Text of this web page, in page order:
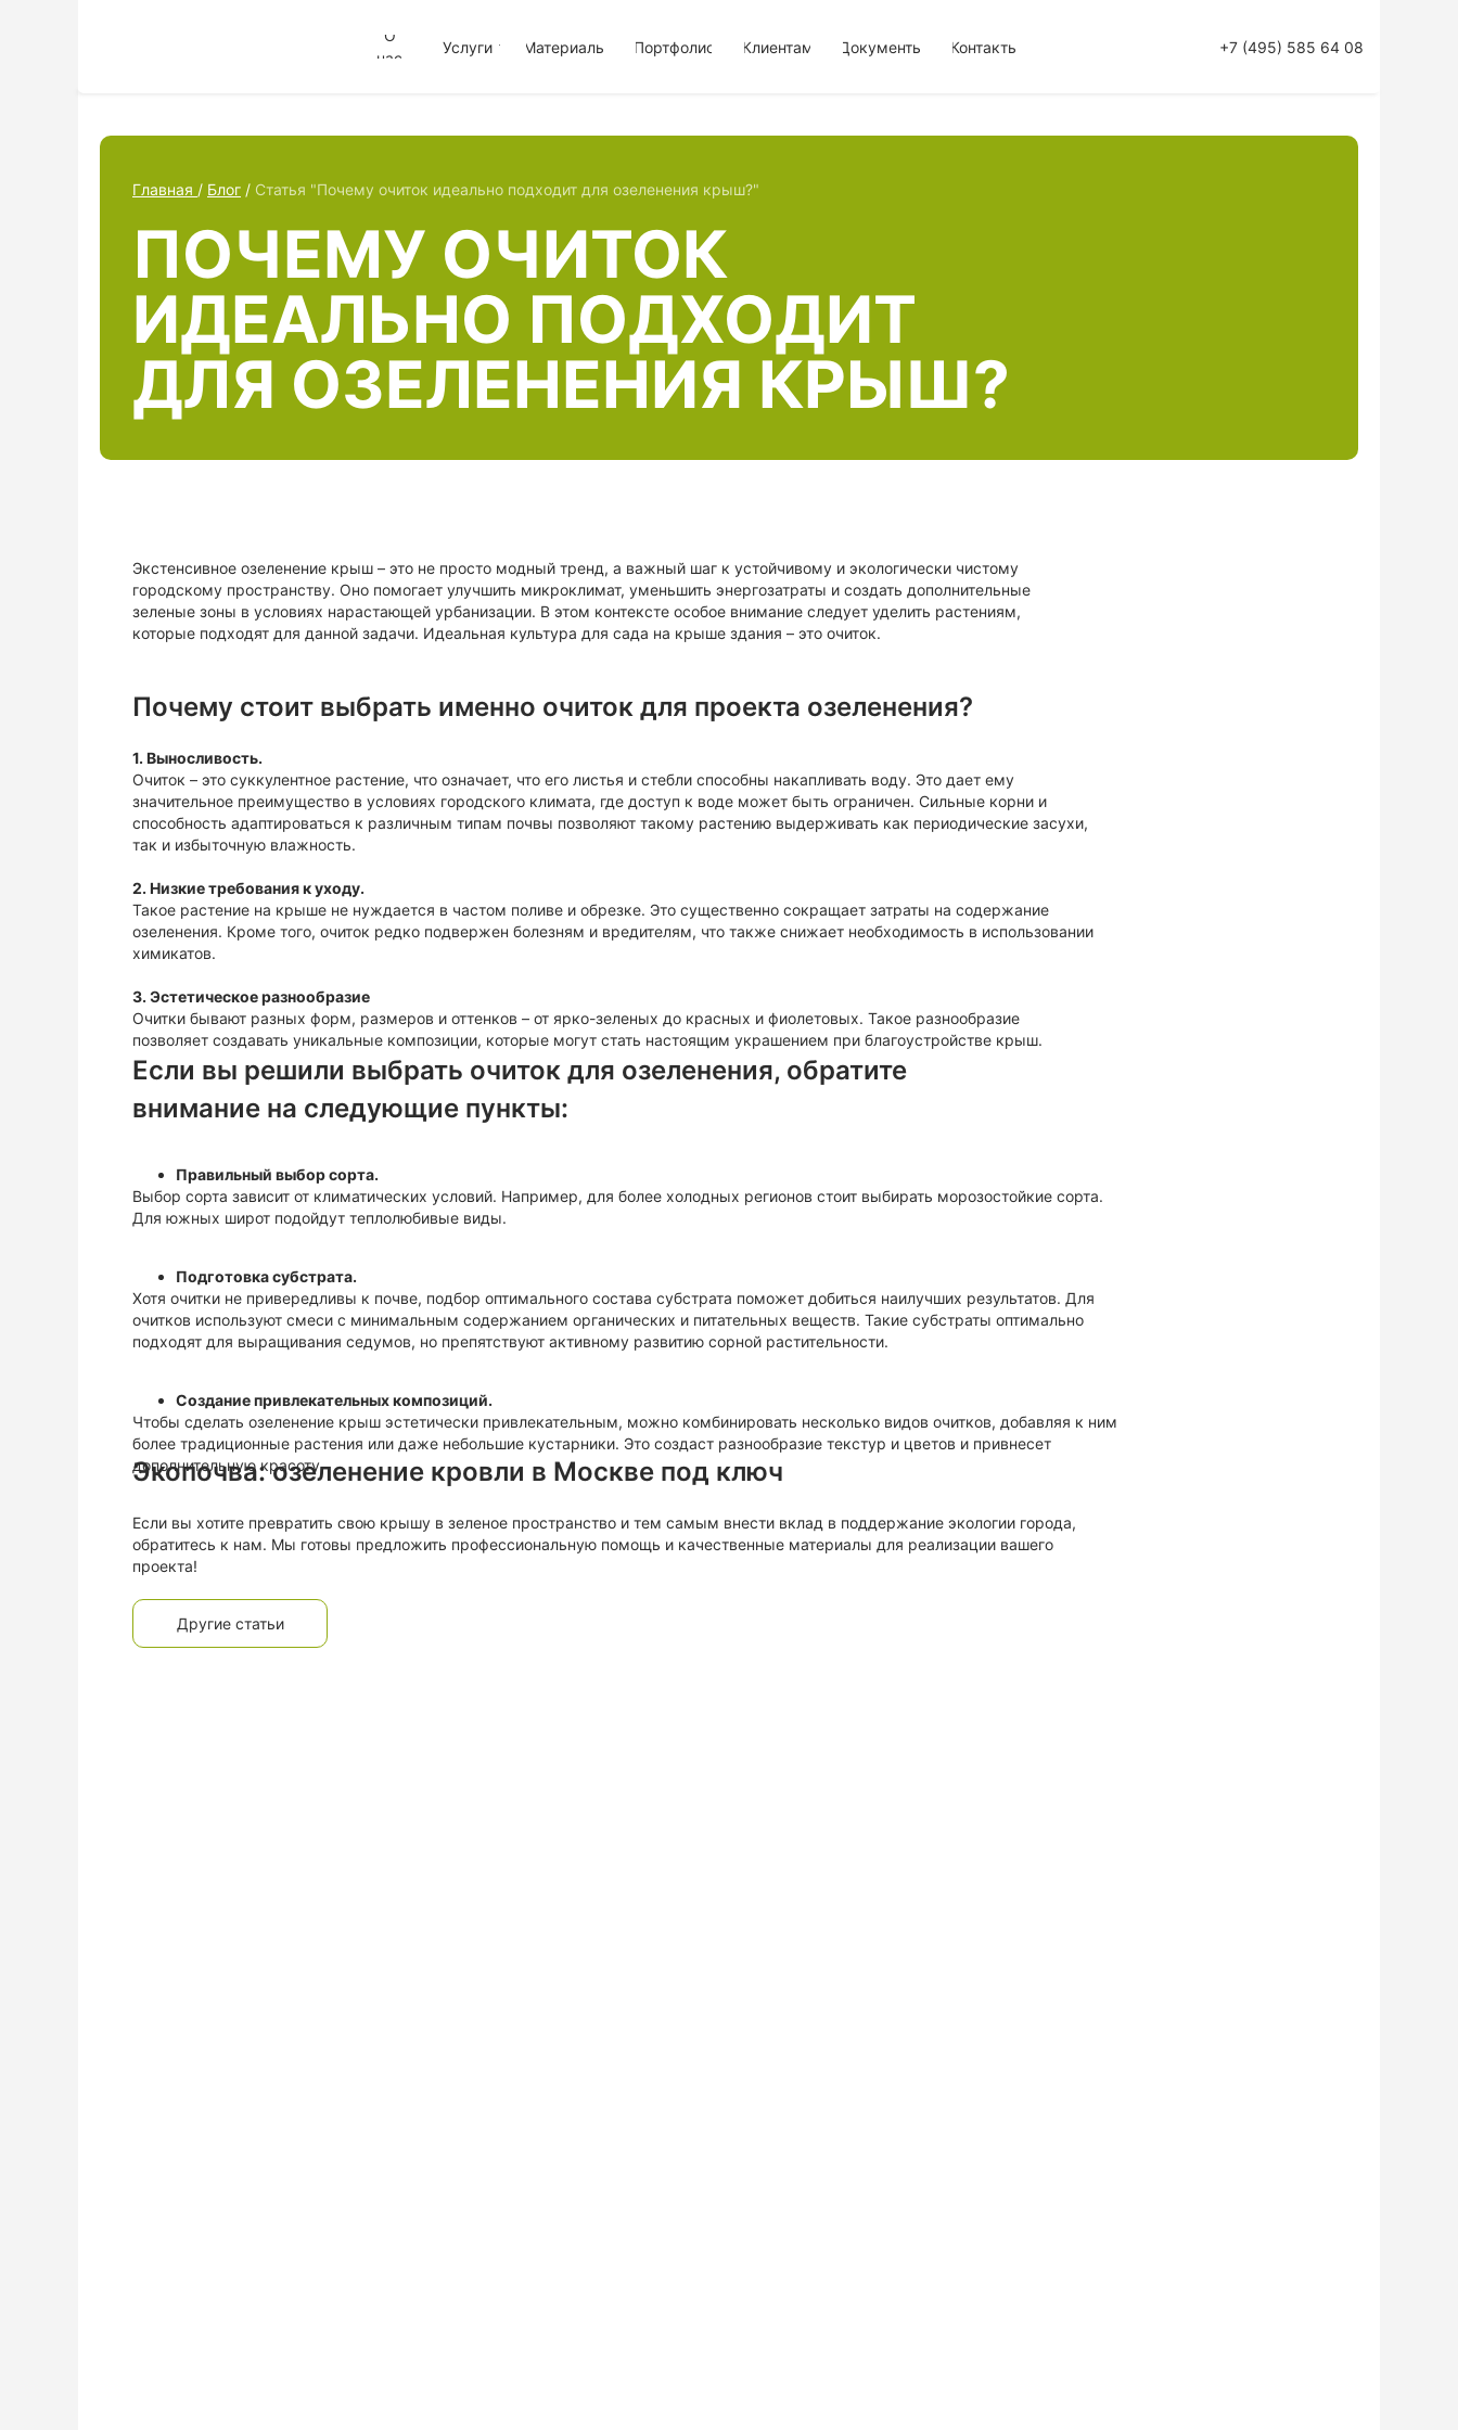
О
нас
Услуги Портфолио
Материалы Документы +7 (495) 585 64 08
Контакты
Клиентам
ПОЧЕМУ ОЧИТОК
ИДЕАЛЬНО ПОДХОДИТ
ДЛЯ ОЗЕЛЕНЕНИЯ КРЫШ?
Главная / Блог / Статья "Почему очиток идеально подходит для озеленения крыш?"
Экстенсивное озеленение крыш – это не просто модный тренд, а важный шаг к устойчивому и экологически чистому
городскому пространству. Оно помогает улучшить микроклимат, уменьшить энергозатраты и создать дополнительные
зеленые зоны в условиях нарастающей урбанизации. В этом контексте особое внимание следует уделить растениям,
которые подходят для данной задачи. Идеальная культура для сада на крыше здания – это очиток.
Другие статьи
Почему стоит выбрать именно очиток для проекта озеленения?
1. Выносливость.
Очиток – это суккулентное растение, что означает, что его листья и стебли способны накапливать воду. Это дает ему
значительное преимущество в условиях городского климата, где доступ к воде может быть ограничен. Сильные корни и
способность адаптироваться к различным типам почвы позволяют такому растению выдерживать как периодические засухи,
так и избыточную влажность.
2. Низкие требования к уходу.
Такое растение на крыше не нуждается в частом поливе и обрезке. Это существенно сокращает затраты на содержание
озеленения. Кроме того, очиток редко подвержен болезням и вредителям, что также снижает необходимость в использовании
химикатов.
3. Эстетическое разнообразие
Очитки бывают разных форм, размеров и оттенков – от ярко-зеленых до красных и фиолетовых. Такое разнообразие
позволяет создавать уникальные композиции, которые могут стать настоящим украшением при благоустройстве крыш.
Если вы решили выбрать очиток для озеленения, обратите
внимание на следующие пункты:
Правильный выбор сорта.
Выбор сорта зависит от климатических условий. Например, для более холодных регионов стоит выбирать морозостойкие сорта.
Для южных широт подойдут теплолюбивые виды.
Подготовка субстрата.
Хотя очитки не привередливы к почве, подбор оптимального состава субстрата поможет добиться наилучших результатов. Для
очитков используют смеси с минимальным содержанием органических и питательных веществ. Такие субстраты оптимально
подходят для выращивания седумов, но препятствуют активному развитию сорной растительности.
Создание привлекательных композиций.
Чтобы сделать озеленение крыш эстетически привлекательным, можно комбинировать несколько видов очитков, добавляя к ним
более традиционные растения или даже небольшие кустарники. Это создаст разнообразие текстур и цветов и привнесет
дополнительную красоту.
Экопочва: озеленение кровли в Москве под ключ
Если вы хотите превратить свою крышу в зеленое пространство и тем самым внести вклад в поддержание экологии города,
обратитесь к нам. Мы готовы предложить профессиональную помощь и качественные материалы для реализации вашего
проекта!